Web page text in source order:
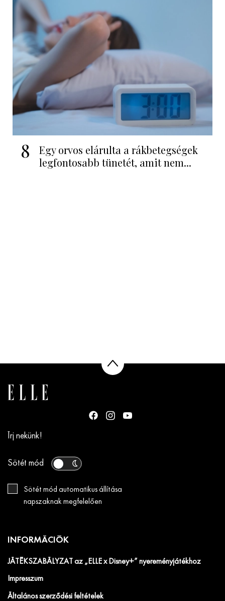
8
Egy orvos elárulta a rákbetegségek
legfontosabb tünetét, amit nem...
Írj nekünk!
Sötét mód
Sötét mód automatikus állítása
napszaknak megfelelően
INFORMÁCIÓK
JÁTÉKSZABÁLYZAT az „ELLE x Disney+” nyereményjátékhoz
Impresszum
Általános szerződési feltételek